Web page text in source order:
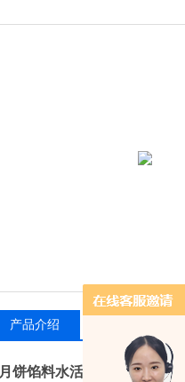
产品介绍
月饼馅料水活度检测仪用途/国